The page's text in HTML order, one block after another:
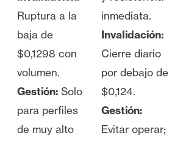
Ruptura a la
baja de
$0,1298 con
volumen.
Gestión: Solo
para perfiles
de muy alto
inmediata.
Invalidación:
Cierre diario
por debajo de
$0,124.
Gestión:
Evitar operar;